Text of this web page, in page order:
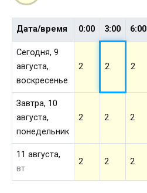
Дата/время 0:00 3:00 6:00
Сегодня, 9
августа,
воскресенье
2 2 2
Завтра, 10
августа,
понедельник
2 2 2
11 августа,
вт
2 2 2